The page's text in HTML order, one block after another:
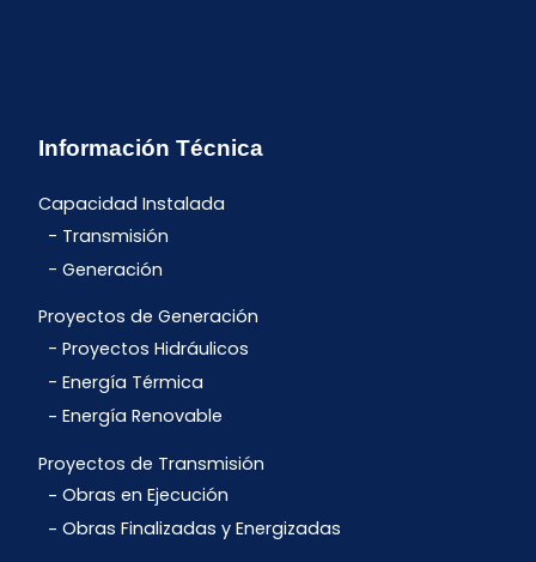
Información Técnica
Capacidad Instalada
Transmisión
Generación
Proyectos de Generación
Proyectos Hidráulicos
Energía Térmica
Energía Renovable
Proyectos de Transmisión
Obras en Ejecución
Obras Finalizadas y Energizadas